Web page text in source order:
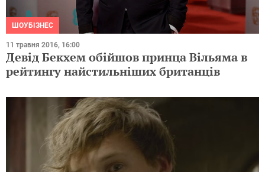
ШОУБІЗНЕС
11 травня 2016, 16:00
Девід Бекхем обійшов принца Вільяма в
рейтингу найстильніших британців